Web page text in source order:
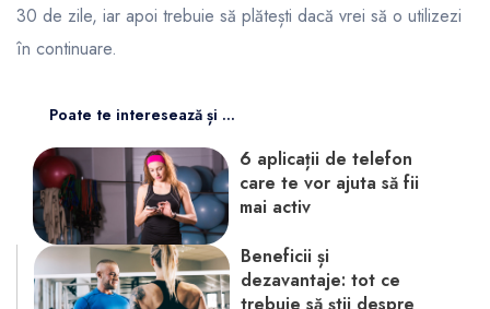
30 de zile, iar apoi trebuie să plătești dacă vrei să o utilizezi
în continuare.
Poate te interesează și ...
6 aplicații de telefon
care te vor ajuta să fii
mai activ
Beneficii și
dezavantaje: tot ce